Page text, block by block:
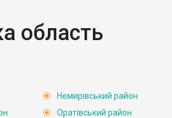
область
Немирівський район
Оратівський район